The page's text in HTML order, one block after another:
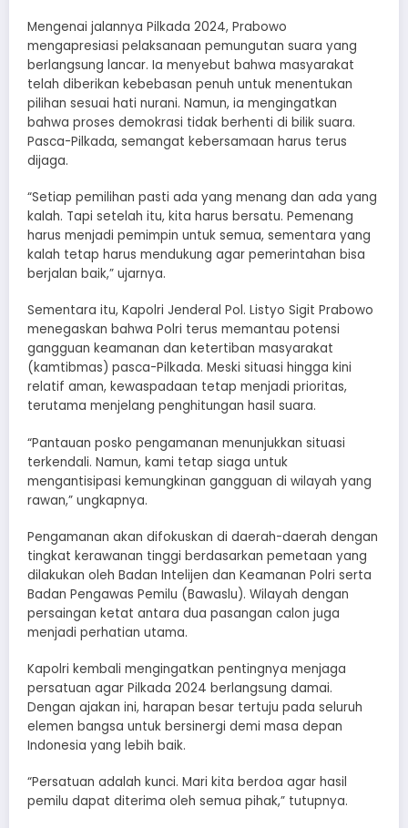
Mengenai jalannya Pilkada 2024, Prabowo
mengapresiasi pelaksanaan pemungutan suara yang
berlangsung lancar. Ia menyebut bahwa masyarakat
telah diberikan kebebasan penuh untuk menentukan
pilihan sesuai hati nurani. Namun, ia mengingatkan
bahwa proses demokrasi tidak berhenti di bilik suara.
Pasca-Pilkada, semangat kebersamaan harus terus
dijaga.
“Setiap pemilihan pasti ada yang menang dan ada yang
kalah. Tapi setelah itu, kita harus bersatu. Pemenang
harus menjadi pemimpin untuk semua, sementara yang
kalah tetap harus mendukung agar pemerintahan bisa
berjalan baik,” ujarnya.
Sementara itu, Kapolri Jenderal Pol. Listyo Sigit Prabowo
menegaskan bahwa Polri terus memantau potensi
gangguan keamanan dan ketertiban masyarakat
(kamtibmas) pasca-Pilkada. Meski situasi hingga kini
relatif aman, kewaspadaan tetap menjadi prioritas,
terutama menjelang penghitungan hasil suara.
“Pantauan posko pengamanan menunjukkan situasi
terkendali. Namun, kami tetap siaga untuk
mengantisipasi kemungkinan gangguan di wilayah yang
rawan,” ungkapnya.
Pengamanan akan difokuskan di daerah-daerah dengan
tingkat kerawanan tinggi berdasarkan pemetaan yang
dilakukan oleh Badan Intelijen dan Keamanan Polri serta
Badan Pengawas Pemilu (Bawaslu). Wilayah dengan
persaingan ketat antara dua pasangan calon juga
menjadi perhatian utama.
Kapolri kembali mengingatkan pentingnya menjaga
persatuan agar Pilkada 2024 berlangsung damai.
Dengan ajakan ini, harapan besar tertuju pada seluruh
elemen bangsa untuk bersinergi demi masa depan
Indonesia yang lebih baik.
“Persatuan adalah kunci. Mari kita berdoa agar hasil
pemilu dapat diterima oleh semua pihak,” tutupnya.